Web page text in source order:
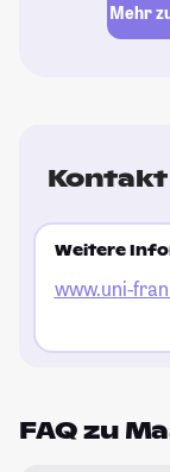
Mehr
Kontakt
Weitere
www.uni-
FAQ zu